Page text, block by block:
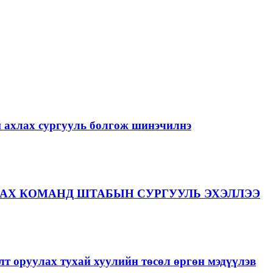
ахлах сургууль болгож шинэчилнэ
КОМАНД ШТАБЫН СУРГУУЛЬ ЭХЭЛЛЭЭ
оруулах тухай хуулийн төсөл өргөн мэдүүлэв